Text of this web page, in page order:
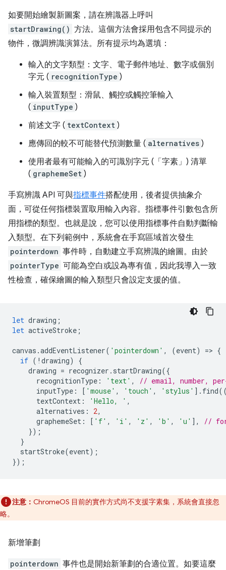
如要開始繪製新圖案，請在辨識器上呼叫
startDrawing() 方法。這個方法會採用包含不同提示的
物件，微調辨識演算法。所有提示均為選填：
輸入的文字類型：文字、電子郵件地址、數字或個別
字元 ( recognitionType )
輸入裝置類型：滑鼠、觸控或觸控筆輸入
( inputType )
前述文字 ( textContext )
應傳回的較不可能替代預測數量 ( alternatives )
使用者最有可能輸入的可識別字元 (「字素」) 清單
( graphemeSet )
手寫辨識 API 可與指標事件搭配使用，後者提供抽象介
面，可從任何指標裝置取用輸入內容。指標事件引數包含所
用指標的類型。也就是說，您可以使用指標事件自動判斷輸
入類型。在下列範例中，系統會在手寫區域首次發生
pointerdown 事件時，自動建立手寫辨識的繪圖。由於
pointerType 可能為空白或設為專有值，因此我導入一致
性檢查，確保繪圖的輸入類型只會設定支援的值。
let drawing ;
let activeStroke ;
canvas .addEventListener( 'pointerdown' , (event) => {
if ( ! drawing)
{
drawing = recognizer . startDrawing({
recognitionType : 'text' ,
// email, number,
inputType : [ 'mouse' , 'touch' , 'stylus' ]. find
textContext : 'Hello, ' ,
alternatives : 2,
graphemeSet : [ 'f' , 'i' , 'z' , 'b' , 'u' ],
//
});
}
startStroke(event);
});
注意： ChromeOS 目前的實作方式尚不支援字素集，系統會直接忽
略。
新增筆劃
pointerdown 事件也是開始新筆劃的合適位置。如要這麼